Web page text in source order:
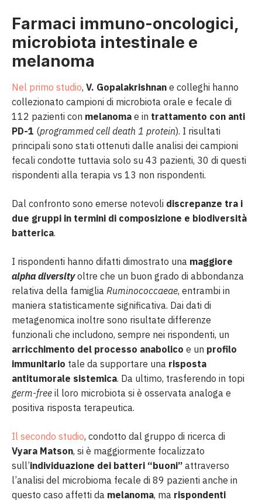
Farmaci immuno-oncologici,
microbiota intestinale e
melanoma
Nel primo studio, V. Gopalakrishnan e colleghi hanno
collezionato campioni di microbiota orale e fecale di
112 pazienti con melanoma e in trattamento con anti
PD-1 (programmed cell death 1 protein). I risultati
principali sono stati ottenuti dalle analisi dei campioni
fecali condotte tuttavia solo su 43 pazienti, 30 di questi
rispondenti alla terapia vs 13 non rispondenti.
Dal confronto sono emerse notevoli discrepanze tra i
due gruppi in termini di composizione e biodiversità
batterica.
I rispondenti hanno difatti dimostrato una maggiore
alpha diversityoltre che un buon grado di abbondanza
relativa della famiglia Ruminococcaeae, entrambi in
maniera statisticamente significativa. Dai dati di
metagenomica inoltre sono risultate differenze
funzionali che includono, sempre nei rispondenti, un
arricchimento del processo anabolico e un profilo
immunitario tale da supportare una risposta
antitumorale sistemica. Da ultimo, trasferendo in topi
germ-free il loro microbiota si è osservata analoga e
positiva risposta terapeutica.
Il secondo studio, condotto dal gruppo di ricerca di
Vyara Matson, si è maggiormente focalizzato
sull’individuazione dei batteri “buoni” attraverso
l’analisi del microbioma fecale di 89 pazienti anche in
questo caso affetti da melanoma, ma rispondenti